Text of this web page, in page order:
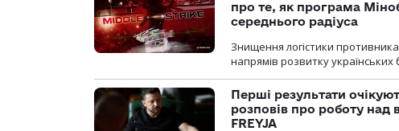
про те, як програма
середнього радіуса
Знищення логістики
напрямів розвитку
Перші результати
розповів про роботу над
FREYJA